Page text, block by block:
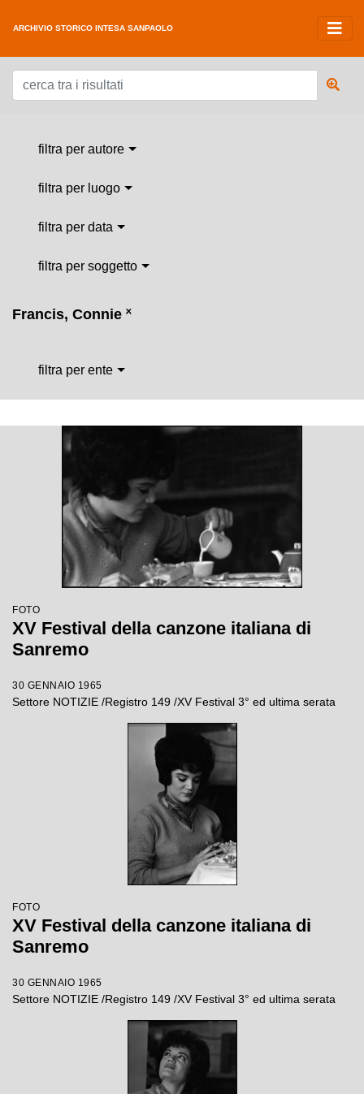
ARCHIVIO STORICO INTESA SANPAOLO
filtra per autore
filtra per luogo
filtra per data
filtra per soggetto
Francis, Connie ˟
filtra per ente
FOTO
XV Festival della canzone italiana di
Sanremo
30 GENNAIO 1965
Settore NOTIZIE /Registro 149 /XV Festival 3° ed ultima serata
FOTO
XV Festival della canzone italiana di
Sanremo
30 GENNAIO 1965
Settore NOTIZIE /Registro 149 /XV Festival 3° ed ultima serata